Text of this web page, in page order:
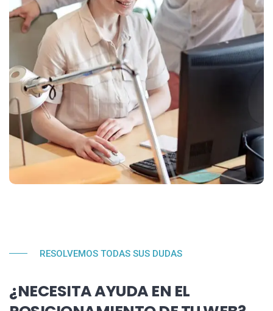
RESOLVEMOS TODAS SUS DUDAS
¿NECESITA AYUDA EN EL